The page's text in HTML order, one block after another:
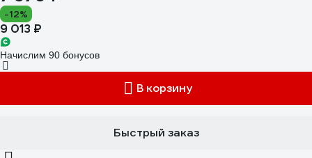
-12%
9 013 ₽
Начислим 90 бонусов
В корзину
Быстрый заказ